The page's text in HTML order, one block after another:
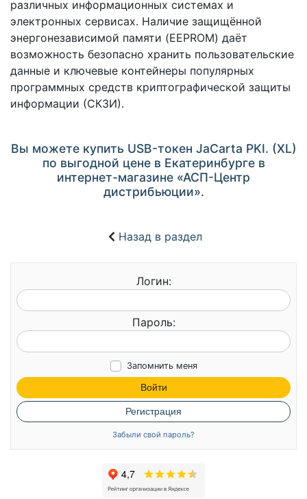
различных информационных системах и
электронных сервисах. Наличие защищённой
энергонезависимой памяти (EEPROM) даёт
возможность безопасно хранить пользовательские
данные и ключевые контейнеры популярных
программных средств криптографической защиты
информации (СКЗИ).
Вы можете купить USB-токен JaCarta PKI. (XL)
по выгодной цене в Екатеринбурге в
интернет-магазине «АСП-Центр
дистрибьюции».
Назад в раздел
Логин:
Пароль:
Запомнить меня
Войти
Регистрация
Забыли свой пароль?